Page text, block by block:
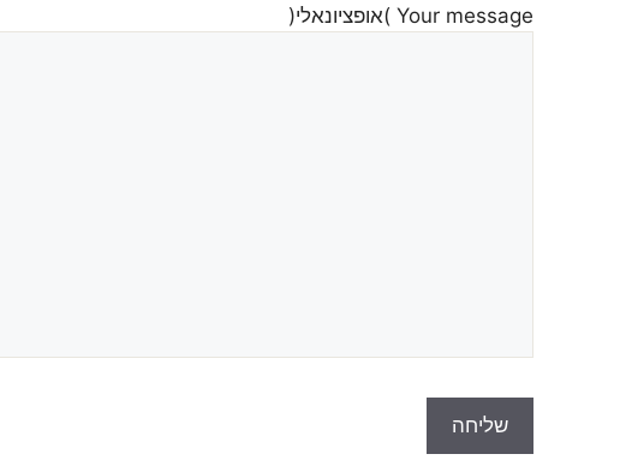
Your message )אופציונאלי(